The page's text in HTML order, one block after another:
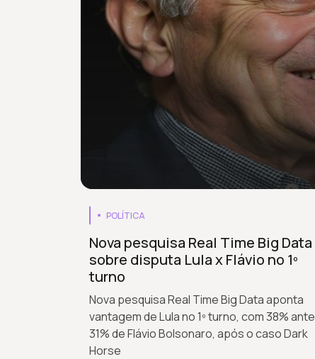
POLÍTICA
Nova pesquisa Real Time Big Data
sobre disputa Lula x Flávio no 1º
turno
Nova pesquisa Real Time Big Data aponta
vantagem de Lula no 1º turno, com 38% ante
31% de Flávio Bolsonaro, após o caso Dark
Horse